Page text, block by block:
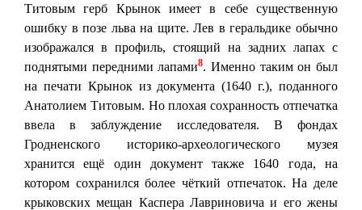
Титовым герб Крынок имеет в себе существенную
ошибку в позе льва на щите. Лев в геральдике обычно
изображался в профиль, стоящий на задних лапах с
поднятыми передними лапами8. Именно таким он был
на печати Крынок из документа (1640 г.), поданного
Анатолием Титовым. Но плохая сохранность отпечатка
ввела в заблуждение исследователя. В фондах
Гродненского историко-археологического музея
хранится ещё один документ также 1640 года, на
котором сохранился более чёткий отпечаток. На деле
крыковских мещан Каспера Лавриновича и его жены